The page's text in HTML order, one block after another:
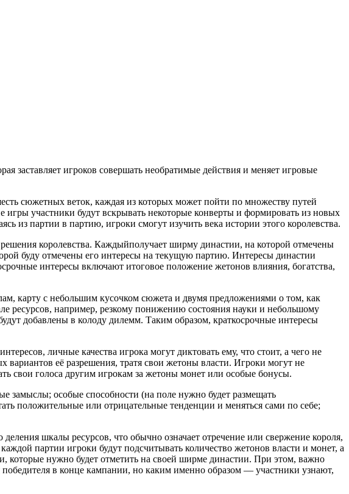
заставляет игроков совершать необратимые действия и меняет игровые
сюжетных веток, каждая из которых может пойти по множеству путей
участники будут вскрывать некоторые конверты и формировать из новых
из партии в партию, игроки смогут изучить века истории этого королевства.
королевства. Каждыйполучает ширму династии, на которой отмечены
буду отмечены его интересы на текущую партию. Интересы династии
интересы включают итоговое положение жетонов влияния, богатства,
карту с небольшим кусочком сюжета и двумя предложениями о том, как
ресурсов, например, резкому понижению состояния науки и небольшому
добавлены в колоду дилемм. Таким образом, краткосрочные интересы
личные качества игрока могут диктовать ему, что стоит, а чего не
вариантов её разрешения, тратя свои жетоны власти. Игроки могут не
свои голоса другим игрокам за жетоны монет или особые бонусы.
замыслы; особые способности (на поле нужно будет размещать
положительные или отрицательные тенденции и меняться сами по себе;
шкалы ресурсов, что обычно означает отречение или свержение короля,
партии игроки будут подсчитывать количество жетонов власти и монет, а
которые нужно будет отметить на своей ширме династии. При этом, важно
в конце кампании, но каким именно образом — участники узнают,